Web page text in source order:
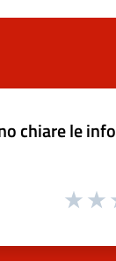
chiare le